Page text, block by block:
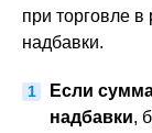
при торговле в
надбавки.
Если
надбавки,